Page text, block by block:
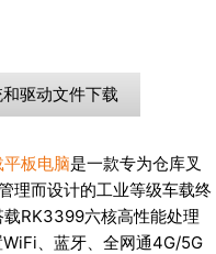
和驱动文件下载
板电脑是一款专为仓库叉
理而设计的工业等级车载终
RK3399六核高性能处理
、蓝牙、全网通4G/5G